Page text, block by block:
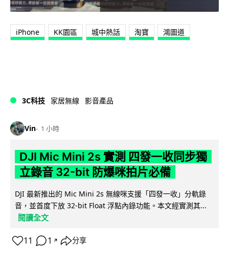
iPhone KK園區 城中熱話 淘寶 鴻圖道
3C科技 家居無線 影音產品
Vin 1 小時
DJI Mic Mini 2s 實測 四發一收同步獨
立錄音 32-bit 防爆咪拍片必備
DJI 最新推出的 Mic Mini 2s 無線咪支援「四發一收」分軌錄
音，並首度下放 32-bit Float 浮點內錄功能。本文經實測其...
閱讀全文
11 1 ↗ 分享